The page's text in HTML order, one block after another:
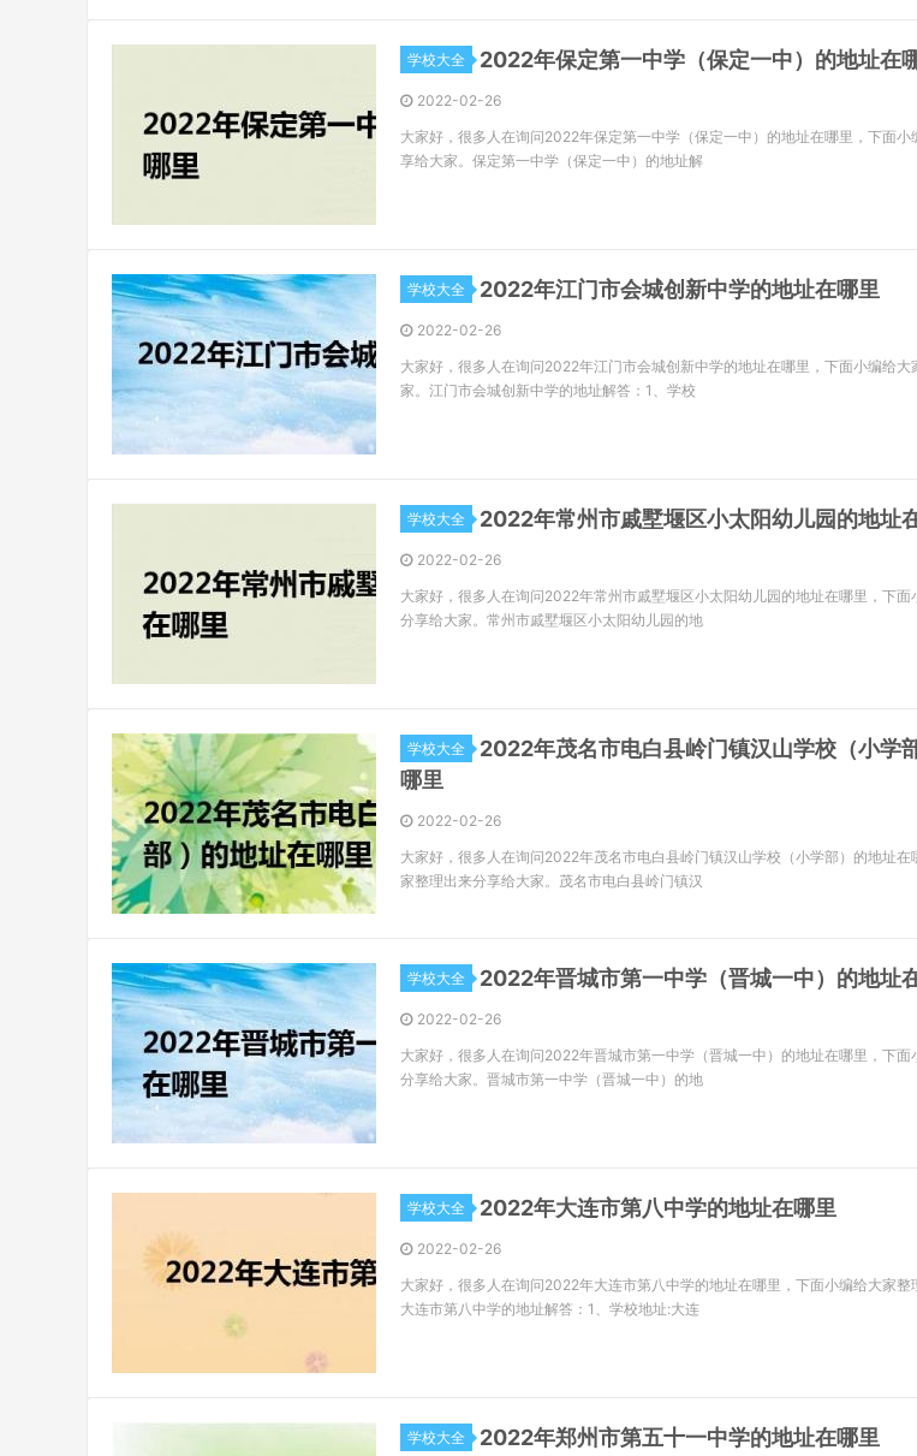
学校大全 2022年保定第一中学（保定一中）的地址在
2022-02-26
大家好，很多人在询问2022年保定第一中学（保定一中）的地址在哪里，下面小
享给大家。保定第一中学（保定一中）的地址解
学校大全 2022年江门市会城创新中学的地址在哪里
2022-02-26
大家好，很多人在询问2022年江门市会城创新中学的地址在哪里，下面小编给大
家。江门市会城创新中学的地址解答：1、学校
学校大全 2022年常州市戚墅堰区小太阳幼儿园的地址
2022-02-26
大家好，很多人在询问2022年常州市戚墅堰区小太阳幼儿园的地址在哪里，下面
分享给大家。常州市戚墅堰区小太阳幼儿园的地
学校大全
2022年茂名市电白县岭门镇汉山学校（小学
哪里
2022-02-26
大家好，很多人在询问2022年茂名市电白县岭门镇汉山学校（小学部）的地址在
家整理出来分享给大家。茂名市电白县岭门镇汉
学校大全 2022年晋城市第一中学（晋城一中）的地址
2022-02-26
大家好，很多人在询问2022年晋城市第一中学（晋城一中）的地址在哪里，下面
分享给大家。晋城市第一中学（晋城一中）的地
学校大全 2022年大连市第八中学的地址在哪里
2022-02-26
大家好，很多人在询问2022年大连市第八中学的地址在哪里，下面小编给大家整
大连市第八中学的地址解答：1、学校地址:大连
学校大全 2022年郑州市第五十一中学的地址在哪里